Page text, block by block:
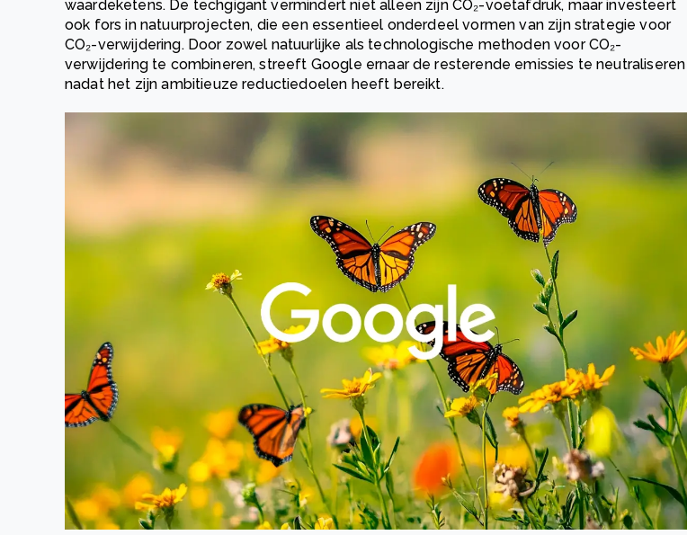
waardeketens. De techgigant vermindert niet alleen zijn CO₂-voetafdruk, maar investeert
ook fors in natuurprojecten, die een essentieel onderdeel vormen van zijn strategie voor
CO₂-verwijdering. Door zowel natuurlijke als technologische methoden voor CO₂-
verwijdering te combineren, streeft Google ernaar de resterende emissies te neutraliseren
nadat het zijn ambitieuze reductiedoelen heeft bereikt.